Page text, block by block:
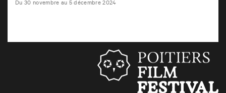
Du 30 novembre au 5 décembre 2024